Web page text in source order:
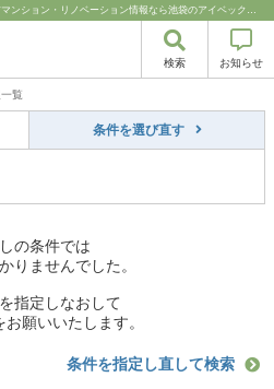
新築一戸建て｜豊島区・中野区・新宿区の中古マンション・リノベーション情報なら池袋のアイベックスホーム！
検索 お知らせ
覧
条件を選び直す
の条件では
りませんでした。
指定しなおして
願いいたします。
条件を指定し直して検索